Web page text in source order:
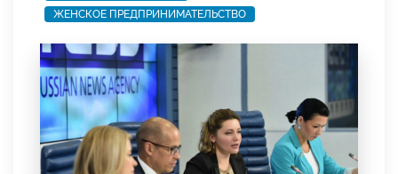
ЖЕНСКОЕ ПРЕДПРИНИМАТЕЛЬСТВО